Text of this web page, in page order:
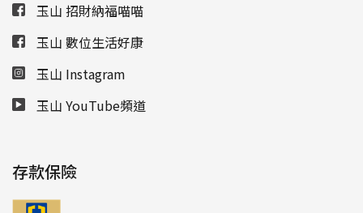
玉山 招財納福喵喵
玉山 數位生活好康
玉山 Instagram
玉山 YouTube頻道
存款保險